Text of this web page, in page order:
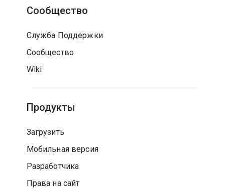
Сообщество
Служба Поддержки
Сообщество
Wiki
Продукты
Загрузить
Мобильная версия
Разработчика
Права на сайт